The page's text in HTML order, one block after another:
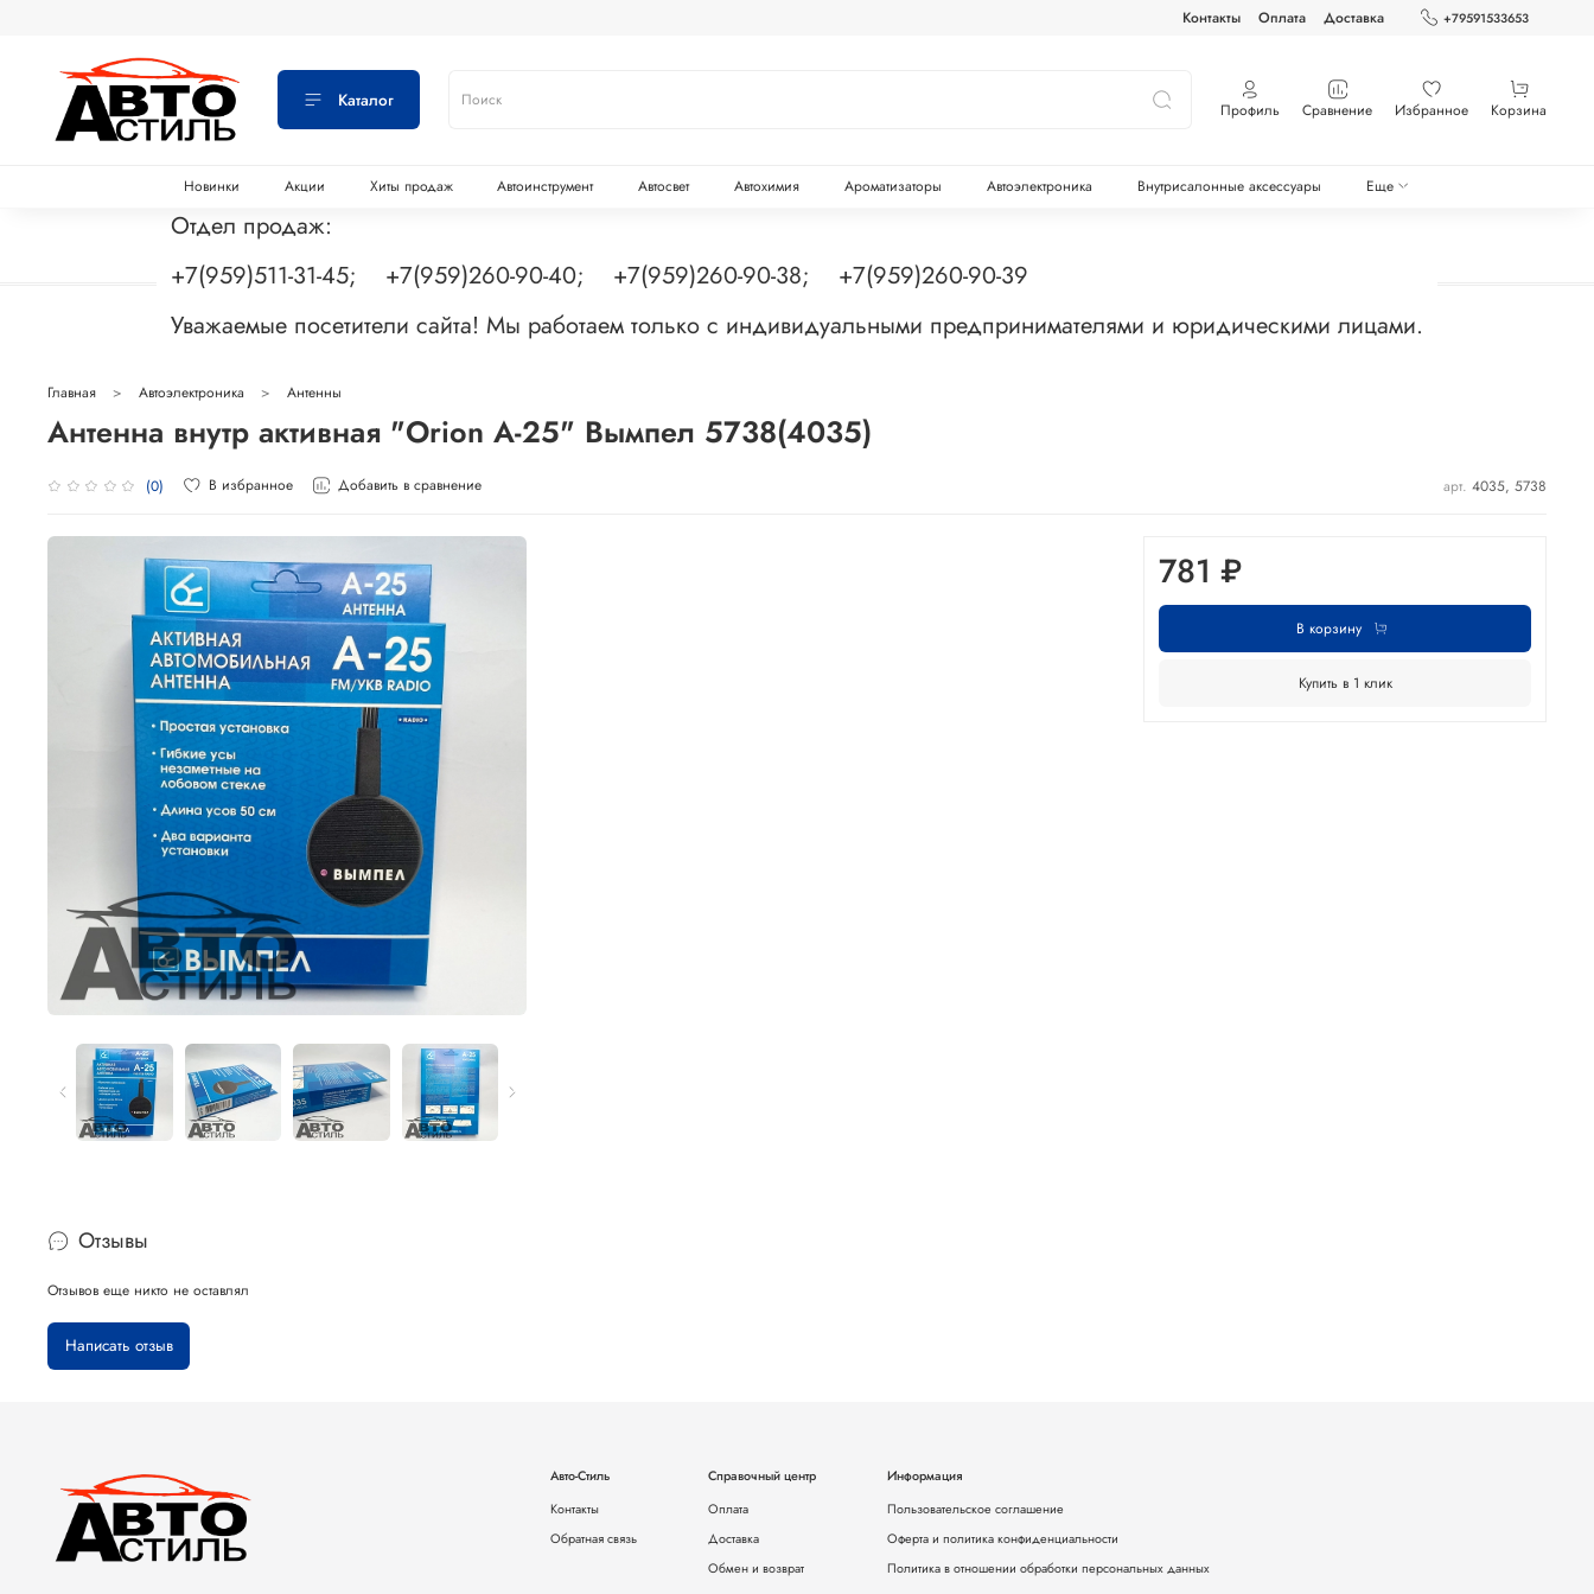
Контакты Оплата Доставка +79591533653
Каталог Профиль Сравнение Избранное Корзина
Новинки Акции Хиты продаж Автоинструмент Автосвет Автохимия Ароматизаторы Автоэлектроника Внутрисалонные аксессуары Еще
Отдел продаж:
+7(959)511-31-45; +7(959)260-90-40; +7(959)260-90-38; +7(959)260-90-39
Уважаемые посетители сайта! Мы работаем только с индивидуальными предпринимателями и юридическими лицами.
Главная Автоэлектроника Антенны
Антенна внутр активная "Orion А-25" Вымпел 5738(4035)
(0) В избранное Добавить в сравнение арт. 4035, 5738
781 ₽
В корзину
Купить в 1 клик
Отзывы
Отзывов еще никто не оставлял
Написать отзыв
Авто-Стиль
Контакты
Обратная связь
Справочный центр
Оплата
Доставка
Обмен и возврат
Информация
Пользовательское соглашение
Оферта и политика конфиденциальности
Политика в отношении обработки персональных данных